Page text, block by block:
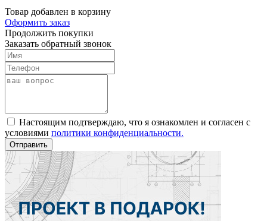
Товар добавлен в корзину
Оформить заказ
Продолжить покупки
Заказать обратный звонок
Настоящим подтверждаю, что я ознакомлен и согласен с
условиями политики конфиденциальности.
Отправить